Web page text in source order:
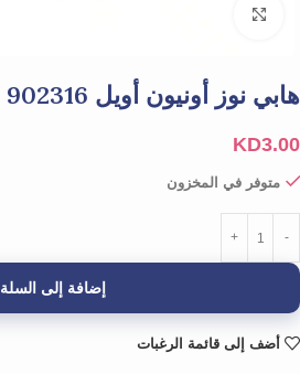
هابي نوز أونيون أويل 902316
KD3.00
متوفر في المخزون
إضافة إلى السلة
أضف إلى قائمة الرغبات